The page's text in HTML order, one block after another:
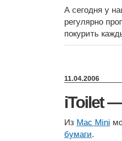
А сегодня у
регулярно
покурить
11.04.2006
iToilet
Из Mac Mini
бумаги.